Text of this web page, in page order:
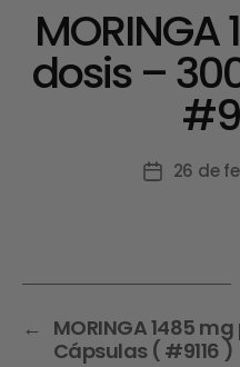
dosis –
26 de
← MORINGA 1485
Cápsulas ( #9116 )